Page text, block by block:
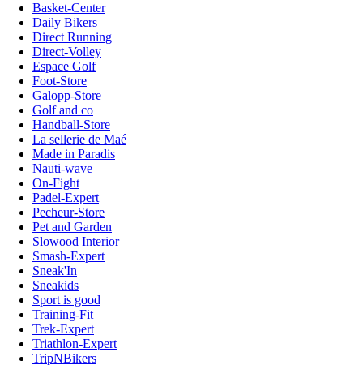
Basket-Center
Daily Bikers
Direct Running
Direct-Volley
Espace Golf
Foot-Store
Galopp-Store
Golf and co
Handball-Store
La sellerie de Maé
Made in Paradis
Nauti-wave
On-Fight
Padel-Expert
Pecheur-Store
Pet and Garden
Slowood Interior
Smash-Expert
Sneak'In
Sneakids
Sport is good
Training-Fit
Trek-Expert
Triathlon-Expert
TripNBikers